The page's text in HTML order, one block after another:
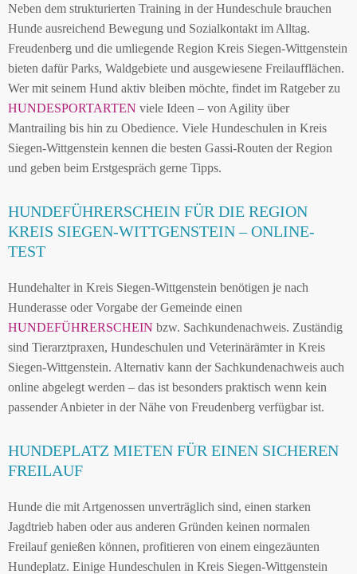
Neben dem strukturierten Training in der Hundeschule brauchen
Hunde ausreichend Bewegung und Sozialkontakt im Alltag.
Freudenberg und die umliegende Region Kreis Siegen-Wittgenstein
bieten dafür Parks, Waldgebiete und ausgewiesene Freilaufflächen.
Wer mit seinem Hund aktiv bleiben möchte, findet im Ratgeber zu
HUNDESPORTARTEN viele Ideen – von Agility über
Mantrailing bis hin zu Obedience. Viele Hundeschulen in Kreis
Siegen-Wittgenstein kennen die besten Gassi-Routen der Region
und geben beim Erstgespräch gerne Tipps.
HUNDEFÜHRERSCHEIN FÜR DIE REGION
KREIS SIEGEN-WITTGENSTEIN – ONLINE-
TEST
Hundehalter in Kreis Siegen-Wittgenstein benötigen je nach
Hunderasse oder Vorgabe der Gemeinde einen
HUNDEFÜHRERSCHEIN bzw. Sachkundenachweis. Zuständig
sind Tierarztpraxen, Hundeschulen und Veterinärämter in Kreis
Siegen-Wittgenstein. Alternativ kann der Sachkundenachweis auch
online abgelegt werden – das ist besonders praktisch wenn kein
passender Anbieter in der Nähe von Freudenberg verfügbar ist.
HUNDEPLATZ MIETEN FÜR EINEN SICHEREN
FREILAUF
Hunde die mit Artgenossen unverträglich sind, einen starken
Jagdtrieb haben oder aus anderen Gründen keinen normalen
Freilauf genießen können, profitieren von einem eingezäunten
Hundeplatz. Einige Hundeschulen in Kreis Siegen-Wittgenstein